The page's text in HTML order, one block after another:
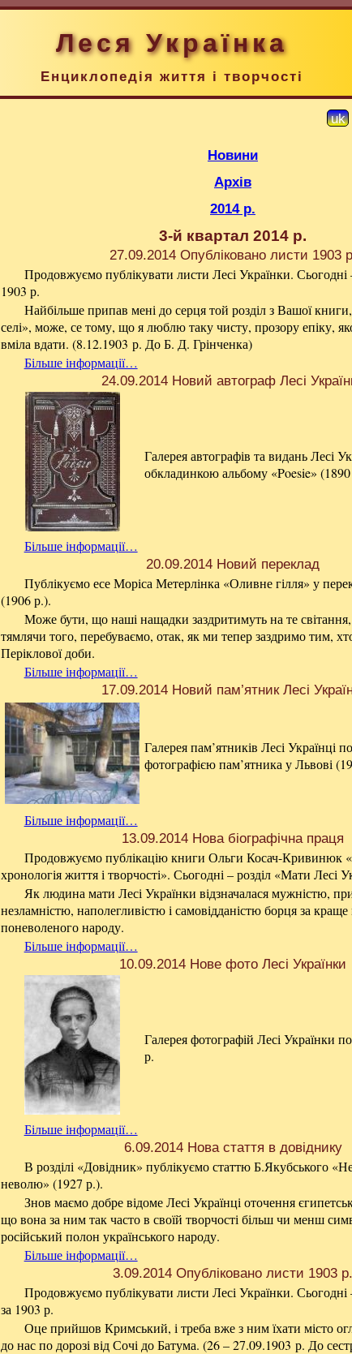
Леся Українка
Енциклопедія життя і творчості
uk
Новини
Архів
2014 р.
3-й квартал 2014 р.
27.09.2014 Опубліковано листи 1903
Продовжуємо публікувати листи Лесі Українки. Сьогодні
1903 р.
Найбільше припав мені до серця той розділ з Вашої
селі», може, се тому, що я люблю таку чисту, прозору епіку,
вміла вдати. (8.12.1903 р. До Б. Д. Грінченка)
Більше інформації…
24.09.2014 Новий автограф Лесі
Галерея автографів та видань Лесі
обкладинкою альбому «Poesie»
Більше інформації…
20.09.2014 Новий переклад
Публікуємо есе Моріса Метерлінка «Оливне гілля» у
(1906 р.).
Може бути, що наші нащадки заздритимуть на те
тямлячи того, перебуваємо, отак, як ми тепер заздримо тим,
Періклової доби.
Більше інформації…
17.09.2014 Новий пам’ятник Лесі
Галерея пам’ятників Лесі Українці
фотографією пам’ятника у Львові
Більше інформації…
13.09.2014 Нова біографічна праця
Продовжуємо публікацію книги Ольги Косач-Кривинюк
хронологія життя і творчості». Сьогодні – розділ «Мати Лесі
Як людина мати Лесі Українки відзначалася мужністю,
незламністю, наполегливістю і самовідданістю борця за
поневоленого народу.
Більше інформації…
10.09.2014 Нове фото Лесі Українки
Галерея фотографій Лесі Українки
р.
Більше інформації…
6.09.2014 Нова стаття в довіднику
В розділі «Довідник» публікуємо статтю Б.Якубського
неволю» (1927 р.).
Знов маємо добре відоме Лесі Українці оточення
що вона за ним так часто в своїй творчості більш чи менш
російський полон українського народу.
Більше інформації…
3.09.2014 Опубліковано листи 1903 р.
Продовжуємо публікувати листи Лесі Українки. Сьогодні
за 1903 р.
Оце прийшов Кримський, і треба вже з ним їхати місто
до нас по дорозі від Сочі до Батума. (26 – 27.09.1903 р. До